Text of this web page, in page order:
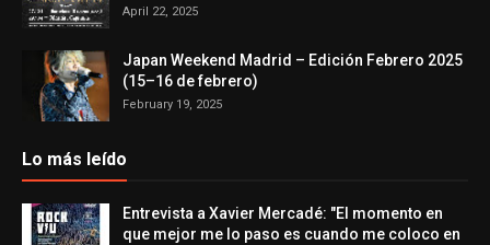
April 22, 2025
Japan Weekend Madrid – Edición Febrero 2025
(15–16 de febrero)
February 19, 2025
Lo más leído
Entrevista a Xavier Mercadé: "El momento en
que mejor me lo paso es cuando me coloco en